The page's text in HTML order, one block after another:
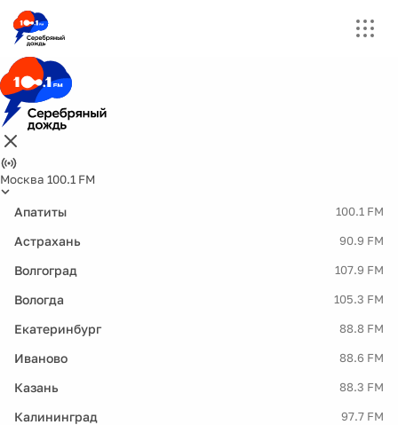
Москва 100.1 FM
Апатиты 100.1 FM
Астрахань 90.9 FM
Волгоград 107.9 FM
Вологда 105.3 FM
Екатеринбург 88.8 FM
Иваново 88.6 FM
Казань 88.3 FM
Калининград 97.7 FM